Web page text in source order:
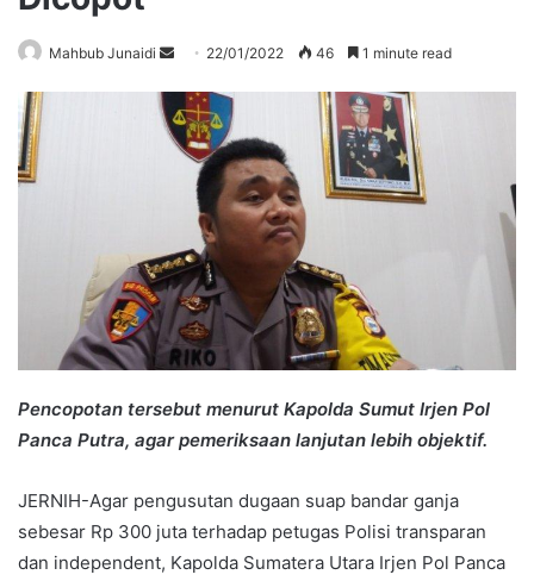
Mahbub Junaidi
Send
email
22/01/2022 46 1 minute read
Pencopotan tersebut menurut Kapolda Sumut Irjen Pol
Panca Putra, agar pemeriksaan lanjutan lebih objektif.
JERNIH-Agar pengusutan dugaan suap bandar ganja
sebesar Rp 300 juta terhadap petugas Polisi transparan
dan independent, Kapolda Sumatera Utara Irjen Pol Panca